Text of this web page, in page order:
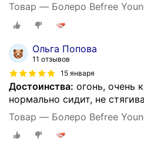
Товар — Болеро Befree
Ольга Попова
11 отзывов
15 января
Достоинства: огонь, очень
нормально сидит, не
Товар — Болеро Befree